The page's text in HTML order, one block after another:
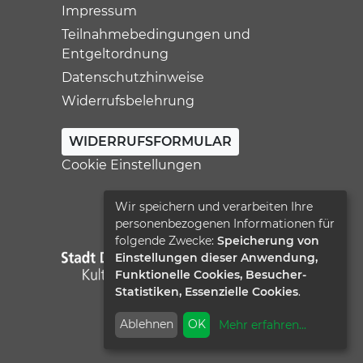
Impressum
Teilnahmebedingungen und
Entgeltordnung
Datenschutzhinweise
Widerrufsbelehrung
WIDERRUFSFORMULAR
Cookie Einstellungen
Wir speichern und verarbeiten Ihre
personenbezogenen Informationen für
folgende Zwecke: Speicherung von
Einstellungen dieser Anwendung,
Funktionelle Cookies, Besucher-
Statistiken, Essenzielle Cookies.
Ablehnen OK Mehr erfahren...